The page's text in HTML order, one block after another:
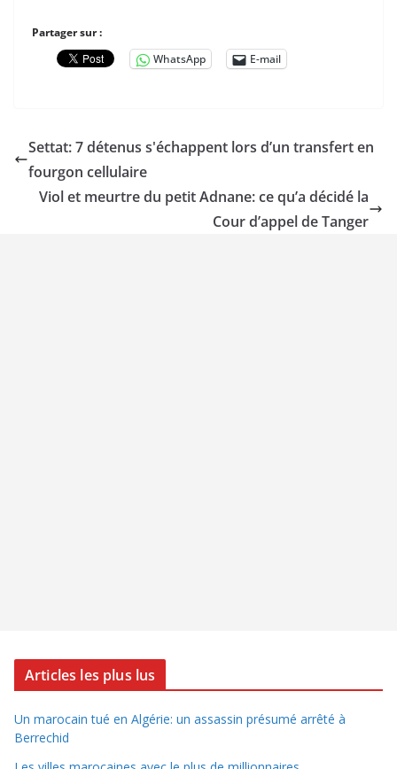
Partager sur :
WhatsApp
E-mail
Settat: 7 détenus s'échappent lors d’un transfert en
fourgon cellulaire
Viol et meurtre du petit Adnane: ce qu’a décidé la
Cour d’appel de Tanger
Articles les plus lus
Un marocain tué en Algérie: un assassin présumé arrêté à
Berrechid